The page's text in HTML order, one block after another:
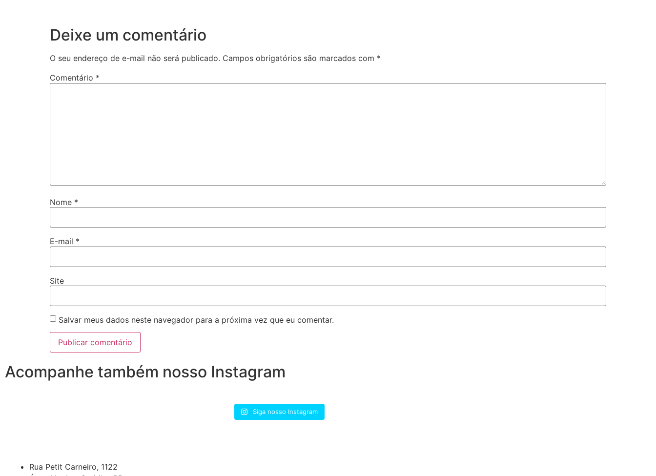
Deixe um comentário
O seu endereço de e-mail não será publicado. Campos obrigatórios são marcados com *
Comentário *
Nome *
E-mail *
Site
Salvar meus dados neste navegador para a próxima vez que eu comentar.
Acompanhe também nosso Instagram
Siga nosso Instagram
Rua Petit Carneiro, 1122